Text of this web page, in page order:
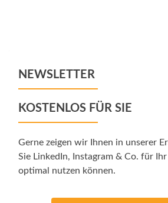
NEWSLETTER
KOSTENLOS FÜR SIE
Gerne zeigen wir Ihnen in unserer
Sie LinkedIn, Instagram & Co. für
optimal nutzen können.